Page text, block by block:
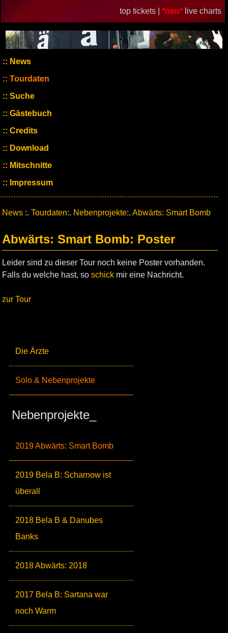
top tickets | *neu* live charts
News
Tourdaten
Suche
Gästebuch
Credits
Download
Mitschnitte
Impressum
Die Ärzte
Solo & Nebenprojekte
Nebenprojekte_
2019 Abwärts: Smart Bomb
2019 Bela B: Scharnow ist
überall
2018 Bela B & Danubes
Banks
2018 Abwärts: 2018
2017 Bela B: Sartana war
noch Warm
News :. Tourdaten:. Nebenprojekte:. Abwärts: Smart Bomb
Abwärts: Smart Bomb: Poster
Leider sind zu dieser Tour noch keine Poster vorhanden.
Falls du welche hast, so schick mir eine Nachricht.
zur Tour